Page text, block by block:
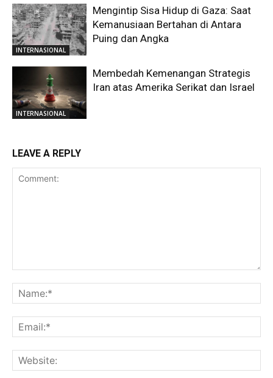
INTERNASIONAL
Mengintip Sisa Hidup di Gaza: Saat
Kemanusiaan Bertahan di Antara
Puing dan Angka
INTERNASIONAL
Membedah Kemenangan Strategis
Iran atas Amerika Serikat dan Israel
LEAVE A REPLY